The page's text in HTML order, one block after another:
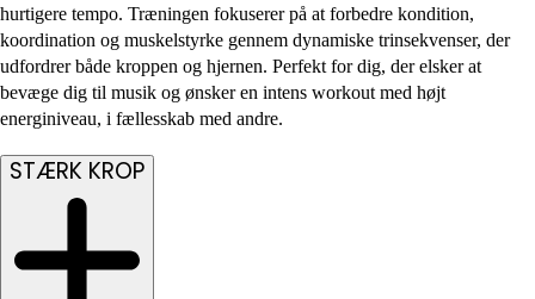
hurtigere tempo. Træningen fokuserer på at forbedre kondition,
koordination og muskelstyrke gennem dynamiske trinsekvenser, der
udfordrer både kroppen og hjernen. Perfekt for dig, der elsker at
bevæge dig til musik og ønsker en intens workout med højt
energiniveau, i fællesskab med andre.
STÆRK KROP